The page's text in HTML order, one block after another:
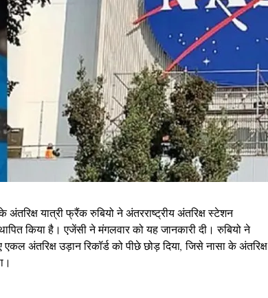
यात्री फ्रैंक रुबियो ने अंतरराष्ट्रीय अंतरिक्ष स्टेशन
किया है। एजेंसी ने मंगलवार को यह जानकारी दी। रुबियो ने
एकल अंतरिक्ष उड़ान रिकॉर्ड को पीछे छोड़ दिया, जिसे नासा के अंतरिक्ष